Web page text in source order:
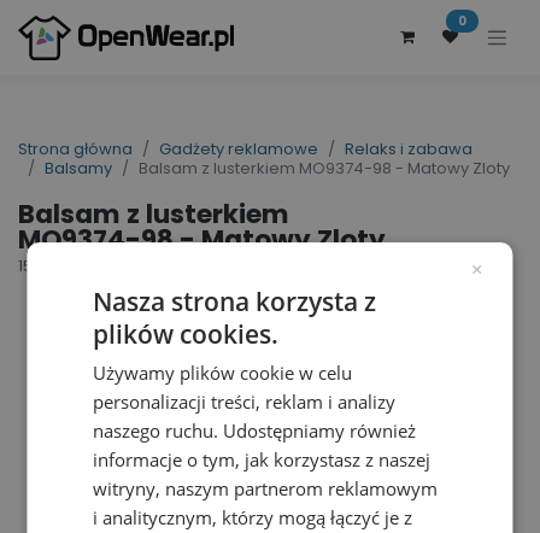
0
Strona główna Gadżety reklamowe
Relaks i zabawa
Balsamy
Balsam z lusterkiem MO9374-98 - Matowy Zloty
Balsam z lusterkiem
MO9374-98 - Matowy Zloty
155872 ×
Nasza strona korzysta z
plików cookies.
Używamy plików cookie w celu
personalizacji treści, reklam i analizy
naszego ruchu. Udostępniamy również
informacje o tym, jak korzystasz z naszej
witryny, naszym partnerom reklamowym
i analitycznym, którzy mogą łączyć je z